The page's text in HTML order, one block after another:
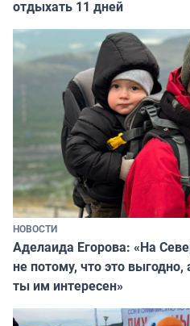
отдыхать 11 дней
НОВОСТИ
Аделаида Егорова: «На
не потому, что это выгодно,
ты им интересен»